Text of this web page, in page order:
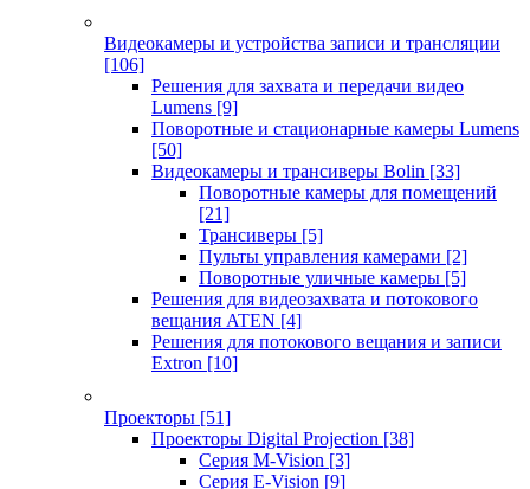
Видеокамеры и устройства записи и трансляции
[106]
Решения для захвата и передачи видео
Lumens [9]
Поворотные и стационарные камеры Lumens
[50]
Видеокамеры и трансиверы Bolin [33]
Поворотные камеры для помещений
[21]
Трансиверы [5]
Пульты управления камерами [2]
Поворотные уличные камеры [5]
Решения для видеозахвата и потокового
вещания ATEN [4]
Решения для потокового вещания и записи
Extron [10]
Проекторы [51]
Проекторы Digital Projection [38]
Серия M-Vision [3]
Серия E-Vision [9]